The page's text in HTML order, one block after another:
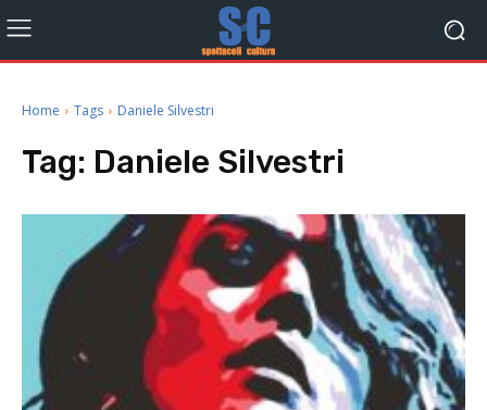
Home Tags Daniele Silvestri
Tag: Daniele Silvestri